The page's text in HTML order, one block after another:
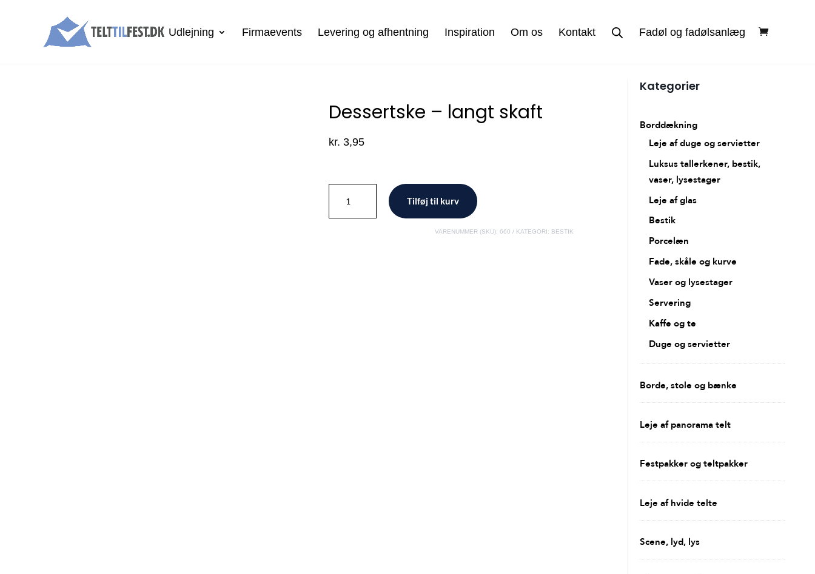
Udlejning Firmaevents Levering og afhentning Inspiration Om os Kontakt Fadøl og fadølsanlæg
Dessertske – langt skaft
kr. 3,95
langt
Tilføj til kurv
VARENUMMER (SKU): 660 KATEGORI: BESTIK
Kategorier
Borddækning
Leje af duge og servietter
Luksus tallerkener, bestik,
vaser, lysestager
Leje af glas
Bestik
Porcelæn
Fade, skåle og kurve
Vaser og lysestager
Servering
Kaffe og te
Duge og servietter
Borde, stole og bænke
Leje af panorama telt
Festpakker og teltpakker
Leje af hvide telte
Scene, lyd, lys